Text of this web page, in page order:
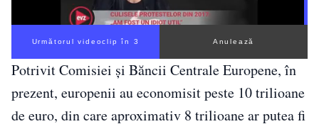
Următorul videoclip în 2 Anulează
Potrivit Comisiei și Băncii Centrale Europene, în
prezent, europenii au economisit peste 10 trilioane
de euro, din care aproximativ 8 trilioane ar putea fi